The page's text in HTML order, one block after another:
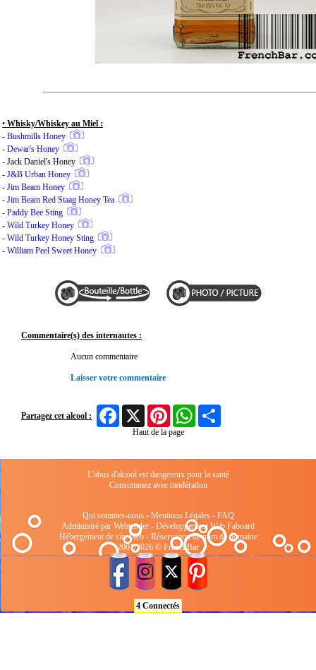
• Whisky/Whiskey au Miel :
- Bushmills Honey
- Dewar's Honey
- Jack Daniel's Honey
- J&B Urban Honey
- Jim Beam Honey
- Jim Beam Red Staag Honey Tea
- Paddy Bee Sting
- Wild Turkey Honey
- Wild Turkey Honey Sting
- William Peel Sweet Honey
Commentaire(s) des internautes :
Aucun commentaire
Laisser votre commentaire
Partagez cet alcool :
FacebookX Pinterest WhatsApp
Haut de la page
L'abus d'alcool est dangereux pour la santé
Consommez avec modération
Qui sommes-nous- Mentions Légales- FAQ
Administré par Webtender - Développement Web Faboard
Hébergement de site Web- Réservation de nom de domaine
2001/2026 © FrenchBar
4 Connectés